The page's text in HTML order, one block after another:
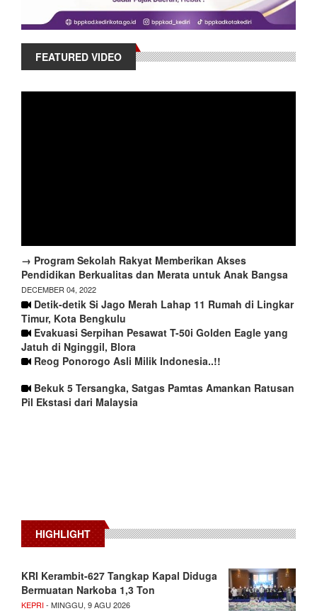
FEATURED VIDEO
→ Program Sekolah Rakyat Memberikan Akses
Pendidikan Berkualitas dan Merata untuk Anak Bangsa
DECEMBER 04, 2022
Detik-detik Si Jago Merah Lahap 11 Rumah di Lingkar
Timur, Kota Bengkulu
Evakuasi Serpihan Pesawat T-50i Golden Eagle yang
Jatuh di Nginggil, Blora
Reog Ponorogo Asli Milik Indonesia..!!
Bekuk 5 Tersangka, Satgas Pamtas Amankan Ratusan
Pil Ekstasi dari Malaysia
HIGHLIGHT
KRI Kerambit-627 Tangkap Kapal Diduga
Bermuatan Narkoba 1,3 Ton
KEPRI- MINGGU, 9 AGU 2026